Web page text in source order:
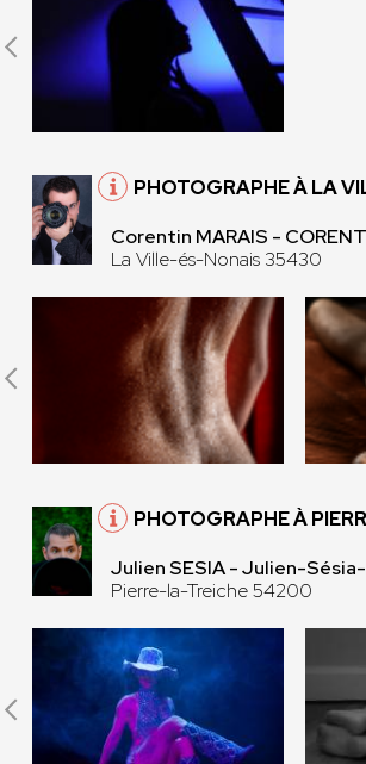
PHOTOGRAPHE À LA
Corentin MARAIS -
La Ville-és-Nonais 35430
PHOTOGRAPHE À
Julien SESIA - Julien-
Pierre-la-Treiche 54200